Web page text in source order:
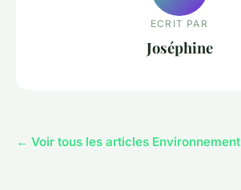
ECRIT PAR
Joséphine
← Voir tous les articles Environnement